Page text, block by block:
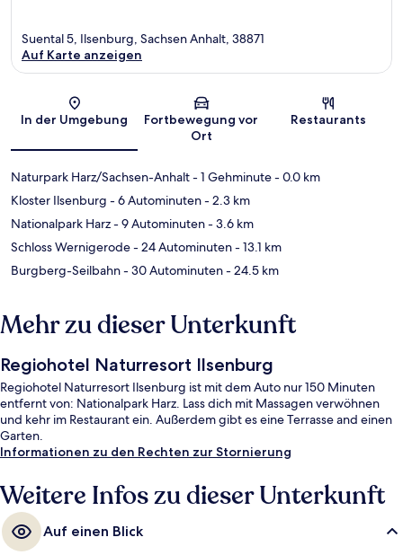
Karte
Suental 5, Ilsenburg, Sachsen Anhalt, 38871
Auf Karte anzeigen
In der Umgebung
Fortbewegung vor
Ort
Restaurants
Naturpark Harz/Sachsen-Anhalt- 1 Gehminute- 0.0 km
Kloster Ilsenburg - 6 Autominuten- 2.3 km
Nationalpark Harz- 9 Autominuten- 3.6 km
Schloss Wernigerode- 24 Autominuten- 13.1 km
Burgberg-Seilbahn- 30 Autominuten- 24.5 km
Mehr zu dieser Unterkunft
Regiohotel Naturresort Ilsenburg
Regiohotel Naturresort Ilsenburg ist mit dem Auto nur 150 Minuten
entfernt von: Nationalpark Harz. Lass dich mit Massagen verwöhnen
und kehr im Restaurant ein. Außerdem gibt es eine Terrasse and einen
Garten.
Informationen zu den Rechten zur Stornierung
Weitere Infos zu dieser Unterkunft
Auf einen Blick